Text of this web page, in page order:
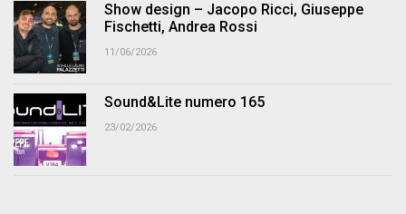
Show design – Jacopo Ricci, Giuseppe
Fischetti, Andrea Rossi
11/06/2026
Sound&Lite numero 165
23/02/2026